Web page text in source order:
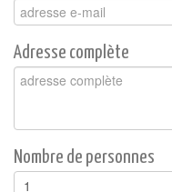
Adresse complète
Nombre de personnes